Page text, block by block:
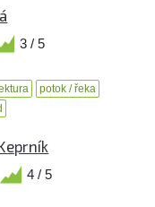
3 / 5
potok / řeka
4 / 5